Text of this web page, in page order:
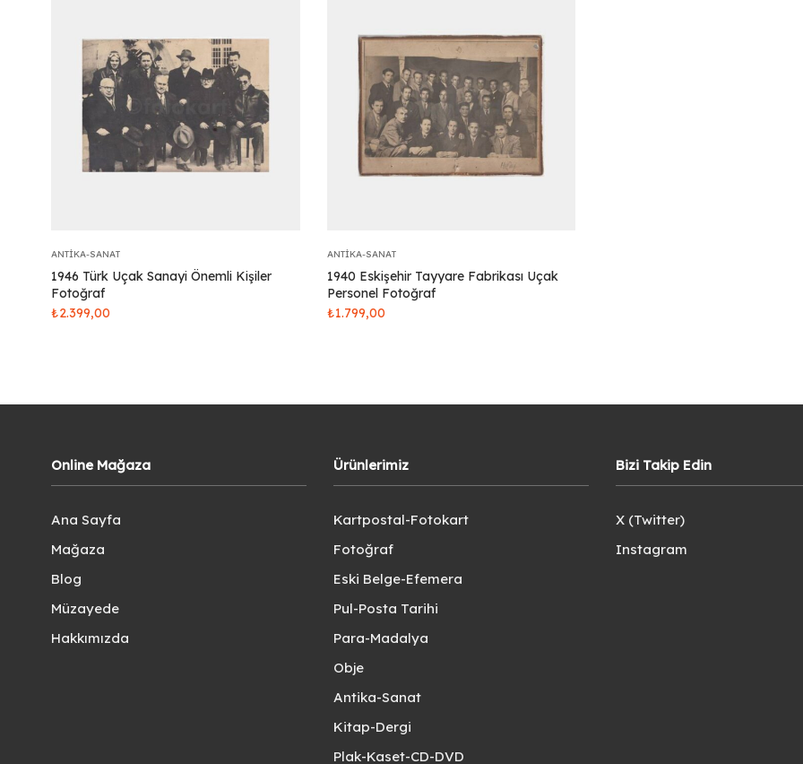
ANTIKA-SANAT
1946 Türk Uçak Sanayi Önemli Kişiler
Fotoğraf
₺2.399,00
ANTIKA-SANAT
1940 Eskişehir Tayyare Fabrikası Uçak
Personel Fotoğraf
₺1.799,00
Online Mağaza
Ana Sayfa
Mağaza
Blog
Müzayede
Hakkımızda
Ürünlerimiz
Kartpostal-Fotokart
Fotoğraf
Eski Belge-Efemera
Pul-Posta Tarihi
Para-Madalya
Obje
Antika-Sanat
Kitap-Dergi
Plak-Kaset-CD-DVD
Bizi Takip Edin
X (Twitter)
Instagram